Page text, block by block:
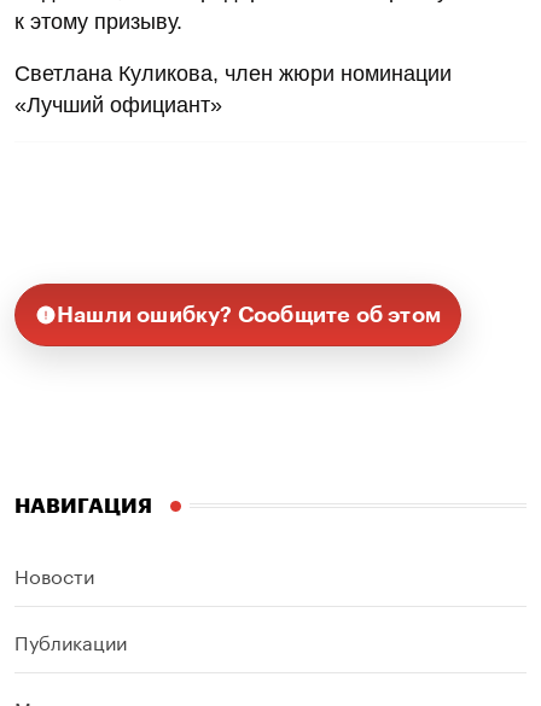
к этому призыву.
Светлана Куликова, член жюри номинации
«Лучший официант»
Нашли ошибку? Сообщите об этом
НАВИГАЦИЯ
Новости
Публикации